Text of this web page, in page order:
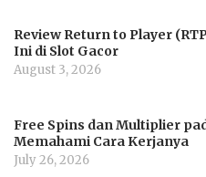
Review Return to Player
Ini di Slot Gacor
August 3, 2026
Free Spins dan Multiplier
Memahami Cara Kerjanya
July 26, 2026